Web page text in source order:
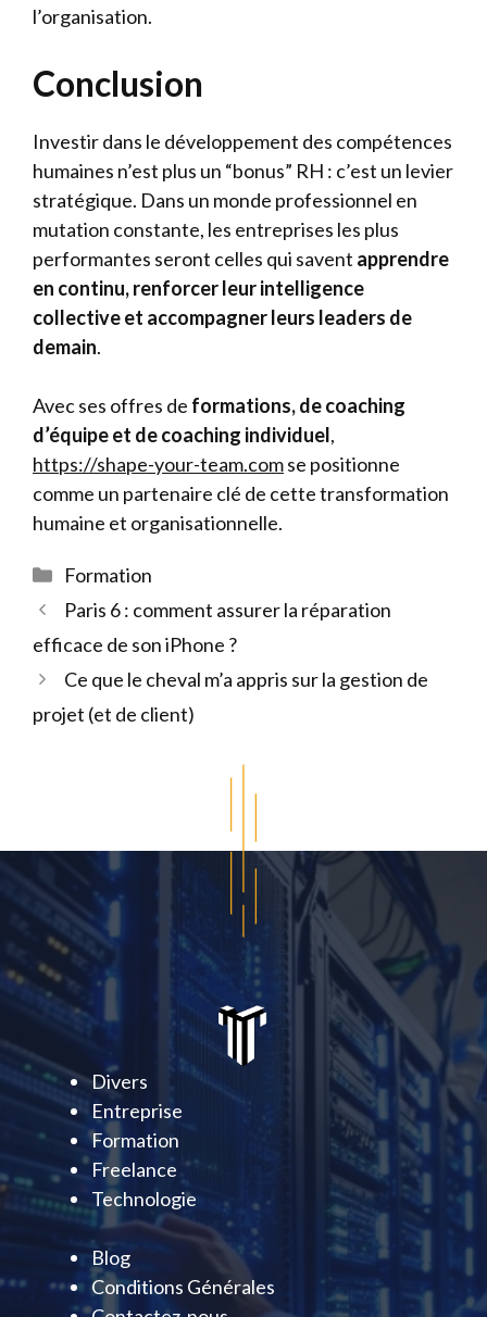
l’organisation.
Conclusion
Investir dans le développement des compétences
humaines n’est plus un “bonus” RH : c’est un levier
stratégique. Dans un monde professionnel en
mutation constante, les entreprises les plus
performantes seront celles qui savent apprendre
en continu, renforcer leur intelligence
collective et accompagner leurs leaders de
demain.
Avec ses offres de formations, de coaching
d’équipe et de coaching individuel,
https://shape-your-team.comse positionne
comme un partenaire clé de cette transformation
humaine et organisationnelle.
Catégories
Formation
Paris 6 : comment assurer la réparation
efficace de son iPhone ?
Ce que le cheval m’a appris sur la gestion de
projet (et de client)
Divers
Entreprise
Formation
Freelance
Technologie
Blog
Conditions Générales